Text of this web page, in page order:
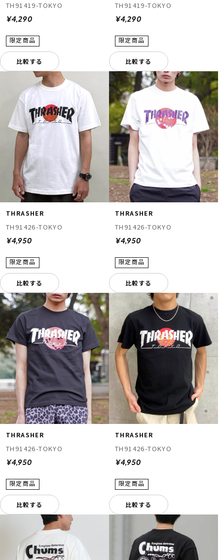
TH91419-TOKYO
¥4,290
比較する
TH91419-TOKYO
¥4,290
比較する
THRASHER
TH91426-TOKYO
¥4,950
比較する
THRASHER
TH91426-TOKYO
¥4,950
比較する
THRASHER
TH91426-TOKYO
¥4,950
比較する
THRASHER
TH91426-TOKYO
¥4,950
比較する